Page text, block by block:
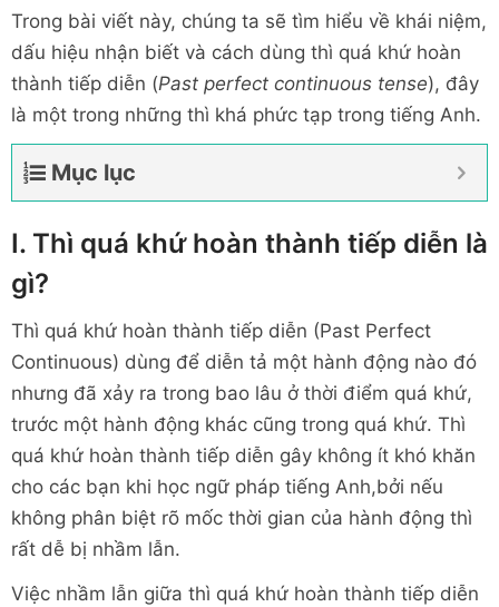
Trong bài viết này, chúng ta sẽ tìm hiểu về khái niệm,
dấu hiệu nhận biết và cách dùng thì quá khứ hoàn
thành tiếp diễn (Past perfect continuous tense), đây
là một trong những thì khá phức tạp trong tiếng Anh.
Mục lục
I. Thì quá khứ hoàn thành tiếp diễn là
gì?
Thì quá khứ hoàn thành tiếp diễn (Past Perfect
Continuous) dùng để diễn tả một hành động nào đó
nhưng đã xảy ra trong bao lâu ở thời điểm quá khứ,
trước một hành động khác cũng trong quá khứ. Thì
quá khứ hoàn thành tiếp diễn gây không ít khó khăn
cho các bạn khi học ngữ pháp tiếng Anh,bởi nếu
không phân biệt rõ mốc thời gian của hành động thì
rất dễ bị nhầm lẫn.
Việc nhầm lẫn giữa thì quá khứ hoàn thành tiếp diễn